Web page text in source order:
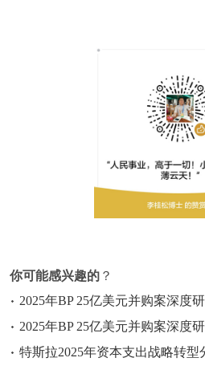
你可能感兴趣的 ？
2025年BP 25亿美元并购案深度
2025年BP 25亿美元并购案深度
特斯拉2025年资本支出战略转型